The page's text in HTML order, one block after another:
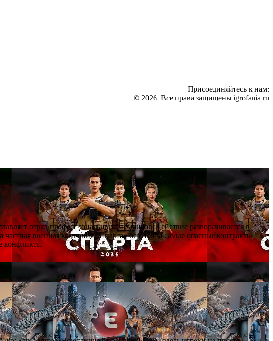
Присоединяйтесь к нам:
© 2026 .Все права защищены igrofania.ru
отряд профессиональных наёмников. Действие разворачивается в
военная компания «Спарта» берётся за самые опасные контракты.
конфликта.